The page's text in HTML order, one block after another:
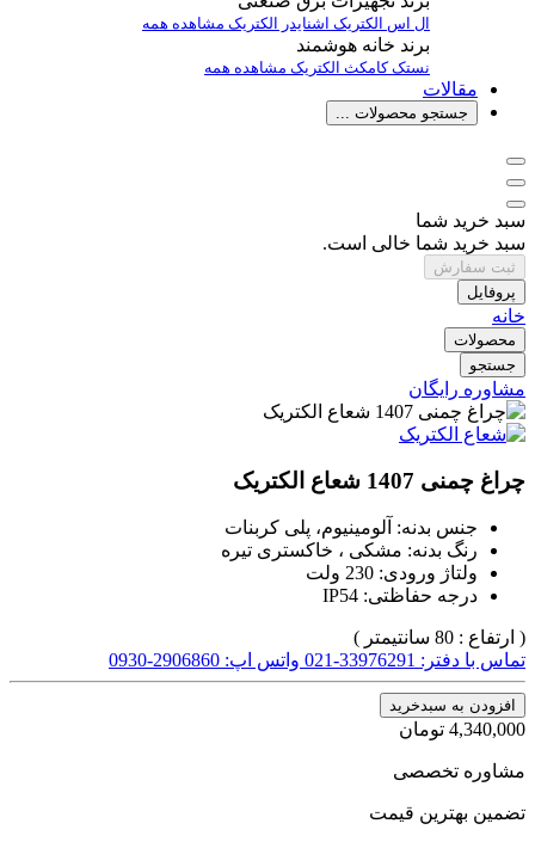
ال اس الکتریک اشنایدر الکتریک مشاهده همه
برند خانه هوشمند
نستککامکث الکتریک مشاهده همه
مقالات
جستجو محصولات ...
سبد خرید شما
سبد خرید شما خالی است.
ثبت سفارش
پروفایل
خانه
محصولات
جستجو
مشاوره رایگان
چراغ چمنی 1407 شعاع الکتریک
جنس بدنه: آلومینیوم، پلی کربنات
رنگ بدنه: مشکی ، خاکستری تیره
ولتاژ ورودی: 230 ولت
درجه حفاظتی: IP54
( ارتفاع : 80 سانتیمتر )
تماس با دفتر: 33976291-021
واتس اپ: 2906860-0930
افزودن به سبدخرید
4,340,000 تومان
مشاوره تخصصی
تضمین بهترین قیمت